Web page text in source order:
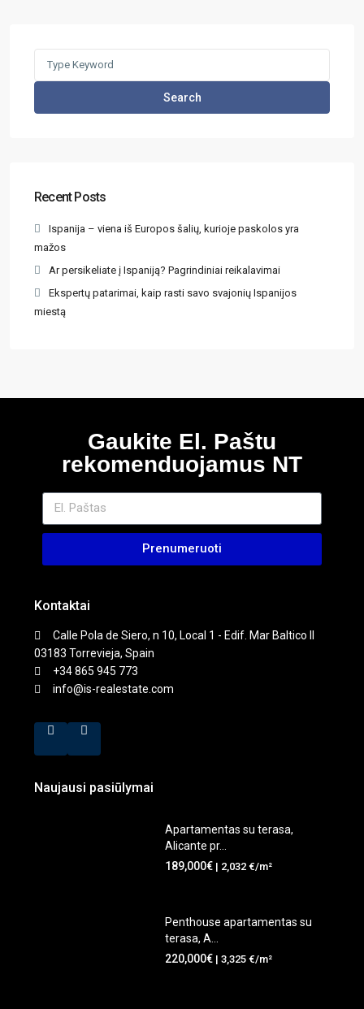
Search
Recent Posts
Ispanija – viena iš Europos šalių, kurioje paskolos yra
mažos
Ar persikeliate į Ispaniją? Pagrindiniai reikalavimai
Ekspertų patarimai, kaip rasti savo svajonių Ispanijos
miestą
Gaukite El. Paštu
rekomenduojamus NT
Prenumeruoti
Kontaktai
Calle Pola de Siero, n 10, Local 1 - Edif. Mar Baltico II
03183 Torrevieja, Spain
+34 865 945 773
info@is-realestate.com
Naujausi pasiūlymai
Apartamentas su terasa,
Alicante pr...
189,000€ | 2,032 €/m²
Penthouse apartamentas su
terasa, A...
220,000€ | 3,325 €/m²